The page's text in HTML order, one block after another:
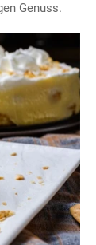
Genuss.